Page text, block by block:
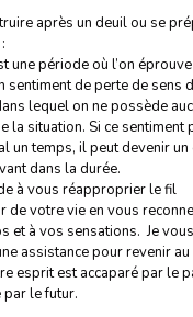
après un deuil ou se
une période où l’on éprouve
sentiment de perte de sens
lequel on ne possède
la situation. Si ce sentiment
un temps, il peut devenir un
dans la durée.
à vous réapproprier le fil
de votre vie en vous
et à vos sensations. Je vous
assistance pour revenir
esprit est accaparé par le
le futur.